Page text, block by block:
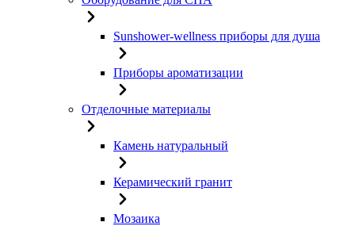
Sunshower-wellness приборы для душа
Приборы ароматизации
Отделочные материалы
Камень натуральный
Керамический гранит
Мозаика